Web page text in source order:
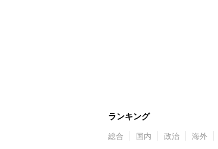
ランキング
総合 国内 政治 海外